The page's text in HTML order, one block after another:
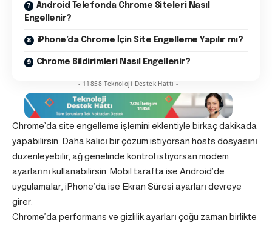
Android Telefonda Chrome Siteleri Nasıl
Engellenir?
iPhone’da Chrome İçin Site Engelleme Yapılır mı?
Chrome Bildirimleri Nasıl Engellenir?
- 11858 Teknoloji Destek Hattı -
Chrome’da site engelleme işlemini eklentiyle birkaç dakikada
yapabilirsin. Daha kalıcı bir çözüm istiyorsan hosts dosyasını
düzenleyebilir, ağ genelinde kontrol istiyorsan modem
ayarlarını kullanabilirsin. Mobil tarafta ise Android’de
uygulamalar, iPhone’da ise Ekran Süresi ayarları devreye
girer.
Chrome’da performans ve gizlilik ayarları çoğu zaman birlikte